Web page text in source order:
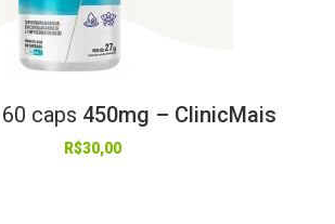
60 caps 450mg – ClinicMais
R$30,00